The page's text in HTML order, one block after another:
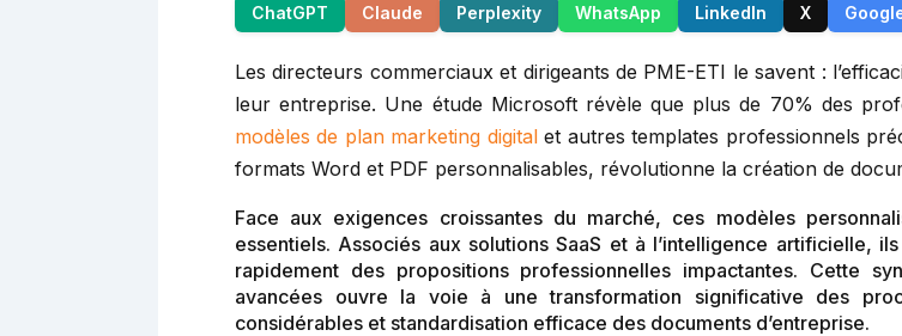
ChatGPT Claude Perplexity WhatsApp LinkedIn X
Les directeurs commerciaux et dirigeants de PME-ETI le savent :
leur entreprise. Une étude Microsoft révèle que plus de 70% des
modèles de plan marketing digitalet autres templates professionnels
formats Word et PDF personnalisables, révolutionne la création de
Face aux exigences croissantes du marché, ces modèles
essentiels. Associés aux solutions SaaS et à l’intelligence artificielle,
rapidement des propositions professionnelles impactantes. Cette
avancées ouvre la voie à une transformation significative des
considérables et standardisation efficace des documents d’entreprise.